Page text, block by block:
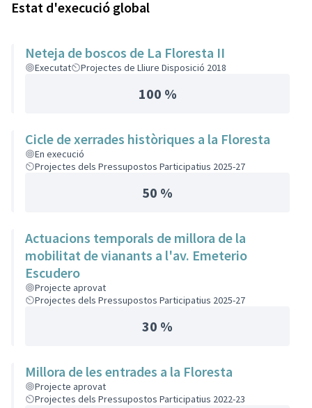
Estat d'execució global
Neteja de boscos de La Floresta II
Executat Projectes de Lliure Disposició 2018
100 %
Cicle de xerrades històriques a la Floresta
En execució
Projectes dels Pressupostos Participatius 2025-27
50 %
Actuacions temporals de millora de la
mobilitat de vianants a l'av. Emeterio
Escudero
Projecte aprovat
Projectes dels Pressupostos Participatius 2025-27
30 %
Millora de les entrades a la Floresta
Projecte aprovat
Projectes dels Pressupostos Participatius 2022-23